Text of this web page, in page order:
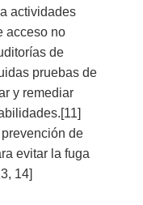
actividades
acceso no
de
pruebas de
y remediar
de
evitar la fuga
14]